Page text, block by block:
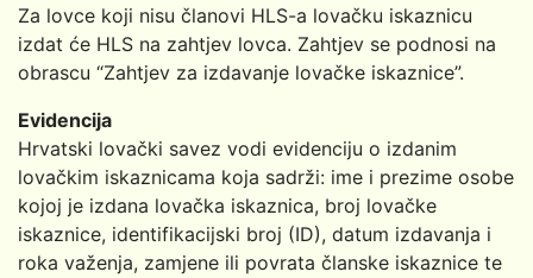
Za lovce koji nisu članovi HLS-a lovačku iskaznicu
izdat će HLS na zahtjev lovca. Zahtjev se podnosi na
obrascu “Zahtjev za izdavanje lovačke iskaznice”.
Evidencija
Hrvatski lovački savez vodi evidenciju o izdanim
lovačkim iskaznicama koja sadrži: ime i prezime osobe
kojoj je izdana lovačka iskaznica, broj lovačke
iskaznice, identifikacijski broj (ID), datum izdavanja i
roka važenja, zamjene ili povrata članske iskaznice te